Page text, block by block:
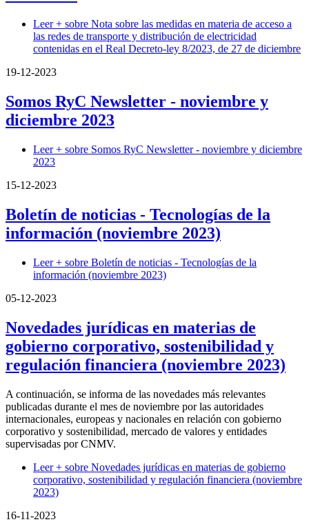
Leer + sobre Nota sobre las medidas en materia de acceso a
las redes de transporte y distribución de electricidad
contenidas en el Real Decreto-ley 8/2023, de 27 de diciembre
19-12-2023
Somos RyC Newsletter - noviembre y
diciembre 2023
Leer + sobre Somos RyC Newsletter - noviembre y diciembre
2023
15-12-2023
Boletín de noticias - Tecnologías de la
información (noviembre 2023)
Leer + sobre Boletín de noticias - Tecnologías de la
información (noviembre 2023)
05-12-2023
Novedades jurídicas en materias de
gobierno corporativo, sostenibilidad y
regulación financiera (noviembre 2023)
A continuación, se informa de las novedades más relevantes
publicadas durante el mes de noviembre por las autoridades
internacionales, europeas y nacionales en relación con gobierno
corporativo y sostenibilidad, mercado de valores y entidades
supervisadas por CNMV.
Leer + sobre Novedades jurídicas en materias de gobierno
corporativo, sostenibilidad y regulación financiera (noviembre
2023)
16-11-2023